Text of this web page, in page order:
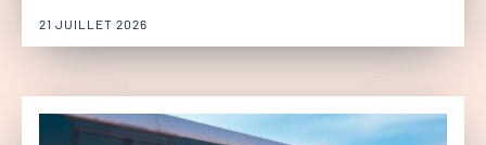
21 JUILLET 2026